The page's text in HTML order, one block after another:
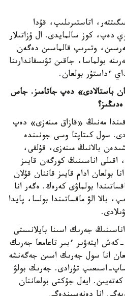
اتاستىرىلىپ، قۇدا
دەپ، كوز سالمايدى. ال ۇزاتىلار
وتىرىپ قالماسىن دەگەن
بولماسا، جاقىن تۋىسقاندارىنا
ءداستۇر بولعان.
باستالادى» دەپ جاتامىز. جاس
مەنىڭ «قازاق مىنەزى» دەپ
سول كىتاپتا وسى جونىندە
بالانىڭ مىنەزى، قۇلقى،
اقىلى اناسىنىڭ كورگەن قايىز
بولعان ادام قايىز قاننان قۇلان
بولماۋى كەرەك. ەگەر انا
بالا الۋ ماقساتىندا بولسا، پايدا
جەرىك اسىنا بايلانىستى
كەش ايتەۋىر ءبىر تاعامعا جەرىك
انا سول جەرىك اسىن جەگەنشە
اسىعىپ تۇرادى. جەرىك بولۋ
ايەل جۇكتى بولعاننان